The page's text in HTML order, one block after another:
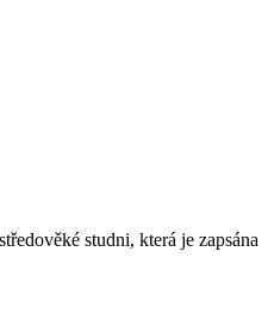
studni, která je zapsána